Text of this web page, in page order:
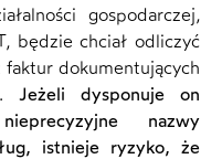
gospodarczej,
będzie chciał odliczyć
dokumentujących
Jeżeli dysponuje on
nazwy
istnieje ryzyko, że